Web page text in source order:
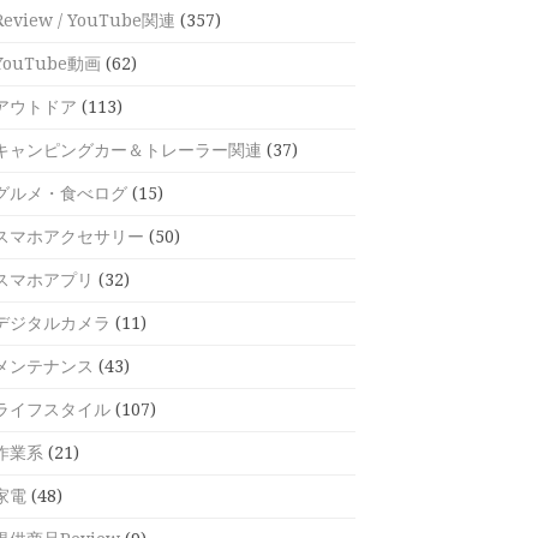
/ YouTube関連 (357)
動画 (62)
ウトドア (113)
ャンピングカー＆トレーラー関連 (37)
ルメ・食べログ (15)
マホアクセサリー (50)
マホアプリ (32)
ジタルカメラ (11)
ンテナンス (43)
イフスタイル (107)
業系 (21)
電 (48)